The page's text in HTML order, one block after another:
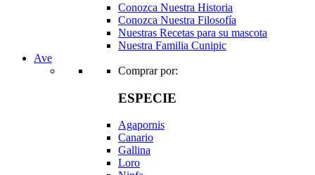
Conozca Nuestra Historia
Conozca Nuestra Filosofía
Nuestras Recetas para su mascota
Nuestra Familia Cunipic
Ave
Comprar por:
ESPECIE
Agapornis
Canario
Gallina
Loro